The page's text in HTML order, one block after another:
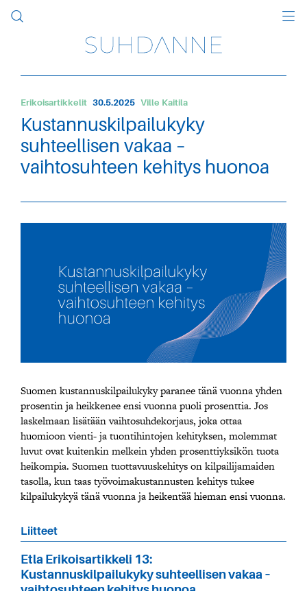
Erikoisartikkelit 30.5.2025 Ville Kaitila
Kustannuskilpailukyky
suhteellisen vakaa –
vaihtosuhteen kehitys huonoa
Suomen kustannuskilpailukyky paranee tänä vuonna yhden
prosentin ja heikkenee ensi vuonna puoli prosenttia. Jos
laskelmaan lisätään vaihtosuhdekorjaus, joka ottaa
huomioon vienti- ja tuontihintojen kehityksen, molemmat
luvut ovat kuitenkin melkein yhden prosenttiyksikön tuota
heikompia. Suomen tuottavuuskehitys on kilpailijamaiden
tasolla, kun taas työvoimakustannusten kehitys tukee
kilpailukykyä tänä vuonna ja heikentää hieman ensi vuonna.
Liitteet
Etla Erikoisartikkeli 13:
Kustannuskilpailukyky suhteellisen vakaa –